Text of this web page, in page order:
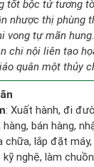
tốt bộc tử tương
nhược thị phùng
vong tự mãn hung.
chi nội liên tạo
quân một thủy
: Xuất hành, đi
hàng, bán hàng,
chữa, lắp đặt
nghệ, làm